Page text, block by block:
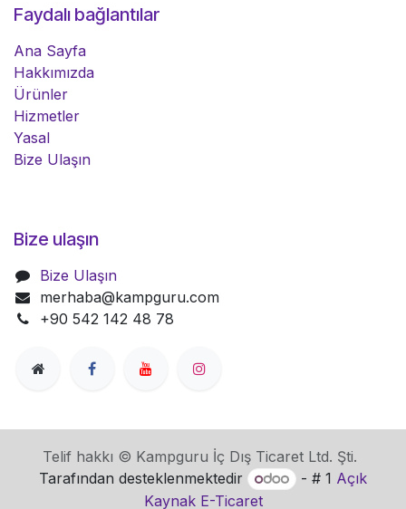
Faydalı bağlantılar
Ana Sayfa
Hakkımızda
Ürünler
Hizmetler
Yasal
Bize Ulaşın
Bize ulaşın
Bize Ulaşın
merhaba@kampguru.com
+90 542 142 48 78
Telif hakkı © Kampguru İç Dış Ticaret Ltd. Şti.
Tarafından desteklenmektedir
- # 1 Açık
Kaynak E-Ticaret